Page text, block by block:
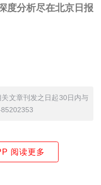
度分析尽在北京日报
文章刊发之日起30日内与
阅读更多